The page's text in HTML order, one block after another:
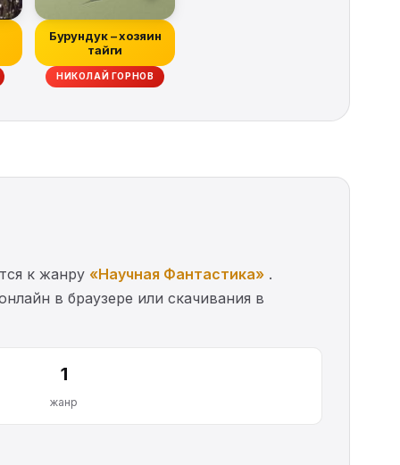
Бурундук – хозяин
тайги
НИКОЛАЙ ГОРНОВ
к жанру «Научная Фантастика» .
в браузере или скачивания в
1
жанр